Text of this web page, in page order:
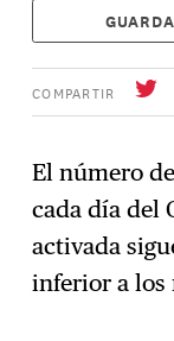
COMPARTIR
→
El número
cada día del
activada
inferior a los